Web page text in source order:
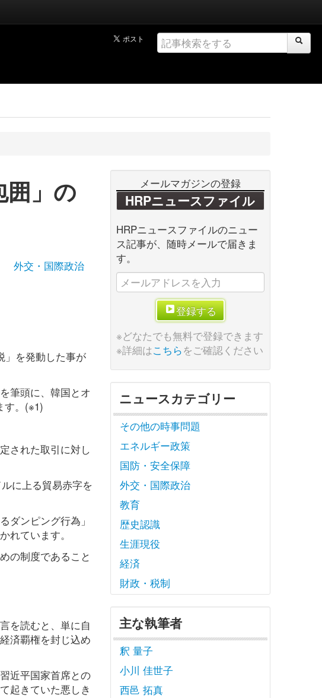
囲」の
外交・国際政治
」を発動した事が
筆頭に、韓国とオ
す。(※1)
された取引に対し
に上る貿易赤字を
ダンピング行為」
れています。
の制度であること
を読むと、単に自
済覇権を封じ込め
近平国家首席との
起きていた悪しき
メールマガジンの登録
HRPニュースファイル
HRPニュースファイルのニュー
ス記事が、随時メールで届きま
す。
登録する
※どなたでも無料で登録できます
※詳細はこちらをご確認ください
ニュースカテゴリー
その他の時事問題
エネルギー政策
国防・安全保障
外交・国際政治
教育
歴史認識
生涯現役
経済
財政・税制
主な執筆者
釈 量子
小川 佳世子
西邑 拓真